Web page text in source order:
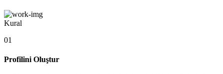
Kural
01
Profilini Oluştur